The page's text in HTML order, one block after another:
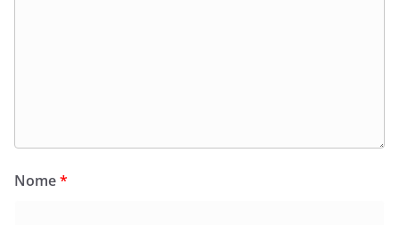
Nome*